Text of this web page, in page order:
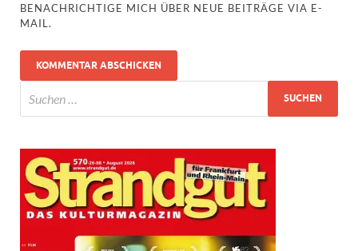
BENACHRICHTIGE MICH ÜBER NEUE BEITRÄGE VIA E-
MAIL.